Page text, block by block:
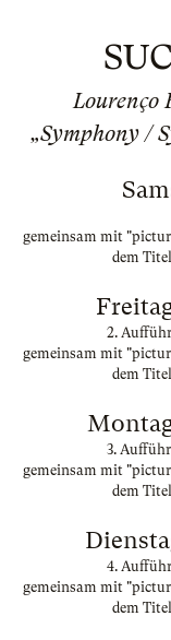
Lourenço
„Symphony /
gemeinsam mit
dem
2.
gemeinsam mit
dem
3.
gemeinsam mit
dem
4.
gemeinsam mit
dem